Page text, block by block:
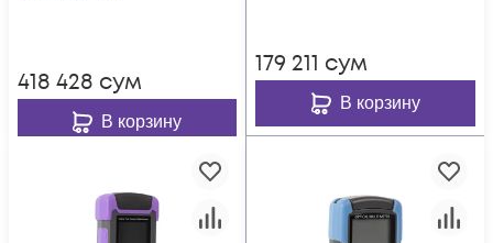
418 428 сум
В корзину
179 211 сум
В корзину